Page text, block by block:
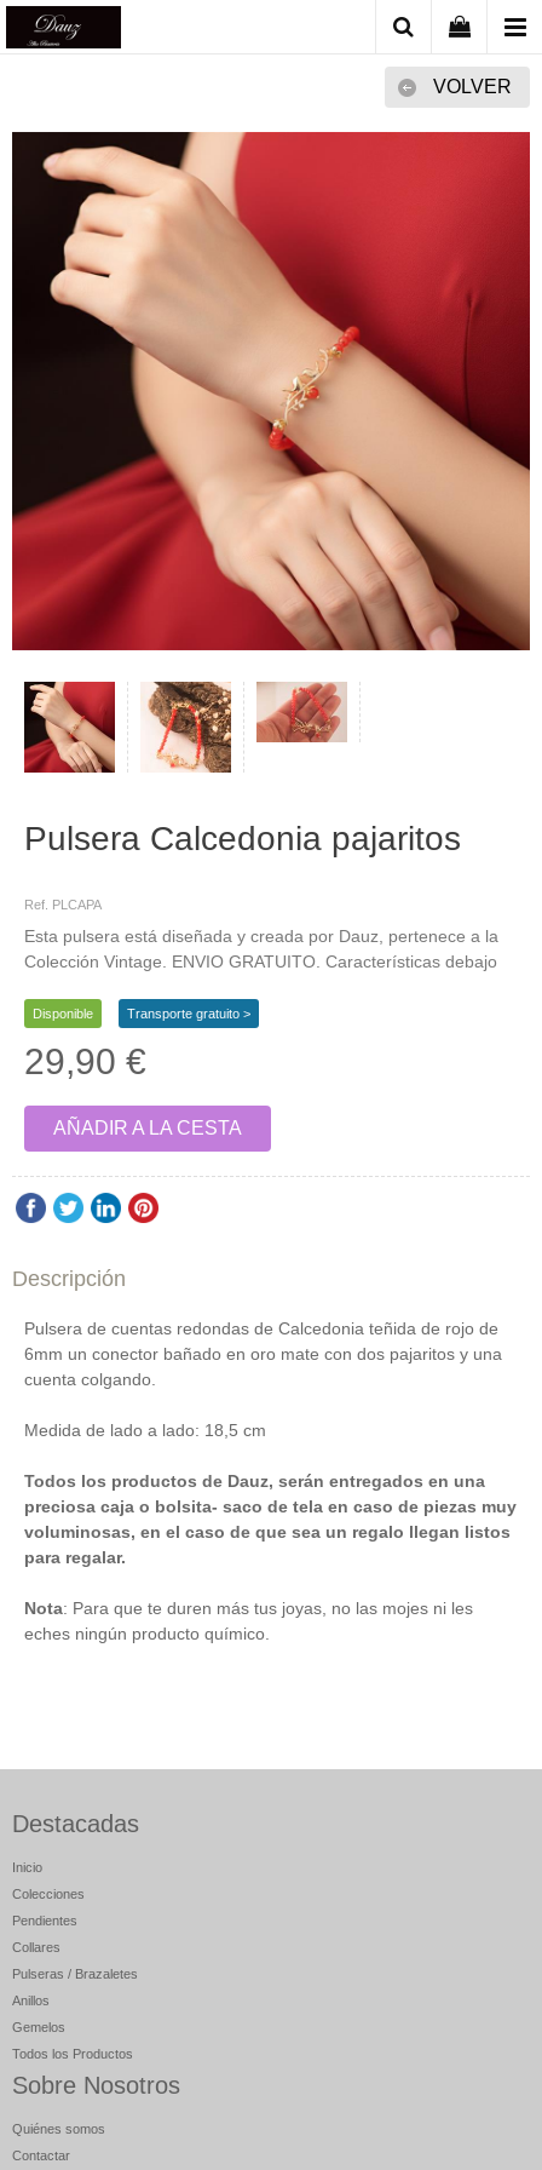
VOLVER
Pulsera Calcedonia pajaritos
Ref. PLCAPA
Esta pulsera está diseñada y creada por Dauz, pertenece a la
Colección Vintage. ENVIO GRATUITO. Características debajo
Disponible Transporte gratuito >
29,90 €
AÑADIR A LA CESTA
Descripción
Pulsera de cuentas redondas de Calcedonia teñida de rojo de
6mm un conector bañado en oro mate con dos pajaritos y una
cuenta colgando.
Medida de lado a lado: 18,5 cm
Todos los productos de Dauz, serán entregados en una
preciosa caja o bolsita- saco de tela en caso de piezas muy
voluminosas, en el caso de que sea un regalo llegan listos
para regalar.
Nota: Para que te duren más tus joyas, no las mojes ni les
eches ningún producto químico.
Destacadas
Inicio
Colecciones
Pendientes
Collares
Pulseras / Brazaletes
Anillos
Gemelos
Todos los Productos
Sobre Nosotros
Quiénes somos
Contactar